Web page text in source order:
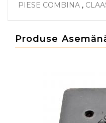
PIESE COMBINA ,
Produse